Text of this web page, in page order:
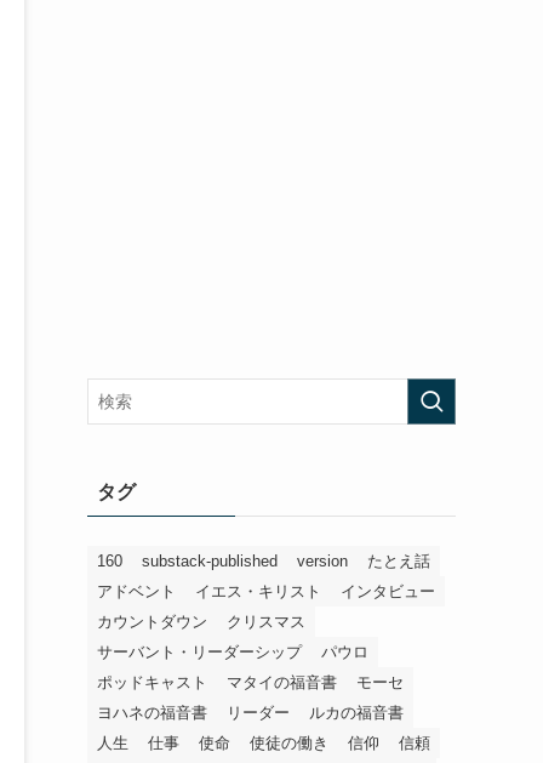
タグ
160 substack-published version
たとえ話
アドベント
イエス・キリスト
インタビュー
カウントダウン
クリスマス
サーバント・リーダーシップ
パウロ
ポッドキャスト
マタイの福音書
モーセ
ヨハネの福音書
リーダー
ルカの福音書
人生
仕事 使命 使徒の働き 信仰
信頼